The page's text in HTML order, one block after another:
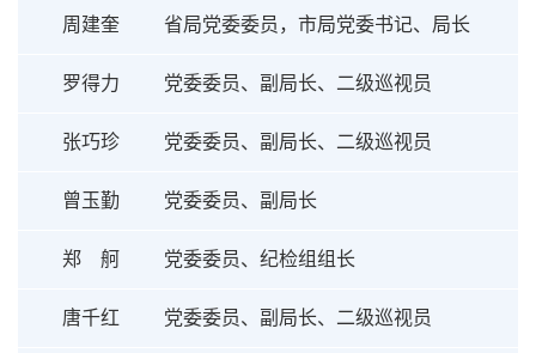
周建奎 省局党委委员，市局党委书记、局长
罗得力 党委委员、副局长、二级巡视员
张巧珍 党委委员、副局长、二级巡视员
曾玉勤 党委委员、副局长
郑 舸 党委委员、纪检组组长
唐千红 党委委员、副局长、二级巡视员